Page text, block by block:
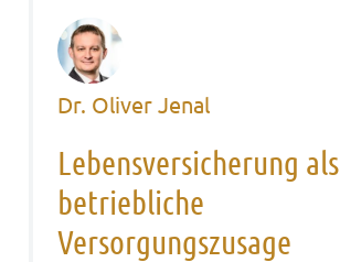
Dr. Oliver Jenal
Lebensversicherung als
betriebliche
Versorgungszusage